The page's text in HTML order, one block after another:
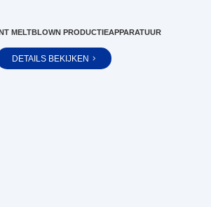
MELTBLOWN PRODUCTIEAPPARATUUR
DETAILS BEKIJKEN